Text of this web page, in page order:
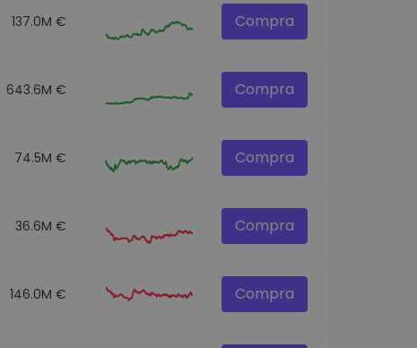
137.0M € Compra
643.6M € Compra
74.5M € Compra
36.6M € Compra
146.0M € Compra